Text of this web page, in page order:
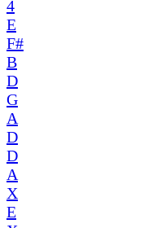
4
E
F#
B
D
G
A
D
D
A
X
E